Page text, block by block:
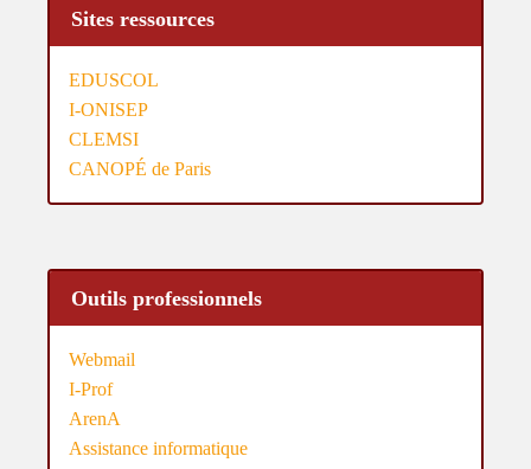
Sites ressources
EDUSCOL
I-ONISEP
CLEMSI
CANOPÉ de Paris
Outils professionnels
Webmail
I-Prof
ArenA
Assistance informatique